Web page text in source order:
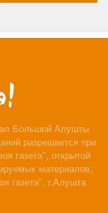
Большой Алушты.
разрешается при
газета", открытой
материалов;
газета", г.Алушта